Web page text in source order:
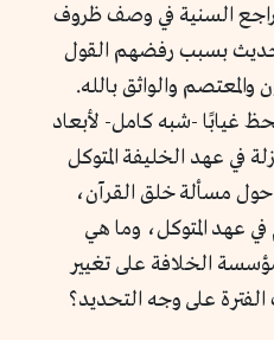
السنية في وصف ظروف
بسبب رفضهم القول
والمعتصم والواثق بالله.
غيابًا -شبه كامل- لأبعاد
في عهد الخليفة المتوكل
مسألة خلق القرآن،
في عهد المتوكل، وما هي
الخلافة على تغيير
الفترة على وجه التحديد؟